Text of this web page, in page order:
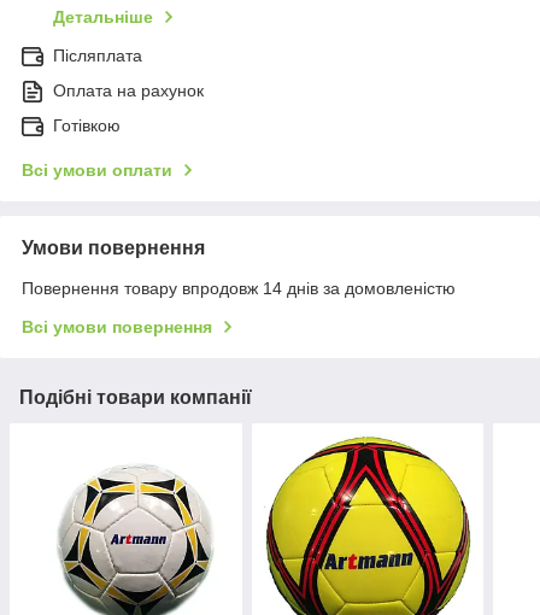
Детальніше
Післяплата
Оплата на рахунок
Готівкою
Всі умови оплати
Умови повернення
Повернення товару впродовж 14 днів за домовленістю
Всі умови повернення
Подібні товари компанії